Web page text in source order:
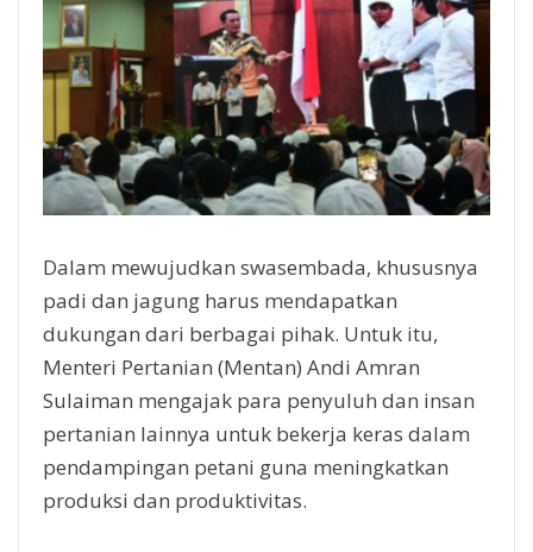
Dalam mewujudkan swasembada, khususnya
padi dan jagung harus mendapatkan
dukungan dari berbagai pihak. Untuk itu,
Menteri Pertanian (Mentan) Andi Amran
Sulaiman mengajak para penyuluh dan insan
pertanian lainnya untuk bekerja keras dalam
pendampingan petani guna meningkatkan
produksi dan produktivitas.